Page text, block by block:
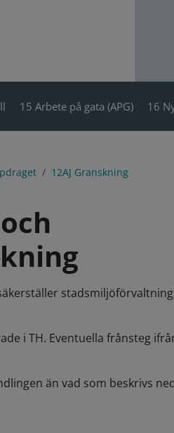
15 Arbete på gata (APG) 16
12AJ Granskning
i TH. Eventuella frånsteg
än vad som beskrivs